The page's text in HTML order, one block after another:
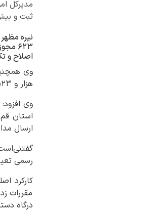
ثبت و بیش از
۶۲۳
اصلاح و
هزار و ۵۲۳ درخواست مجوز وجود داشته که از این تعداد، ۲۸ هزار و ۵۴۲ درخواست، منتج به صدور مجوز شده‌است.
ارسال
رسمی
کارکرد
مقررات
درگاه